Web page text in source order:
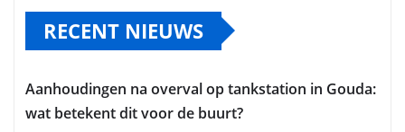
RECENT NIEUWS
Aanhoudingen na overval op tankstation in Gouda:
wat betekent dit voor de buurt?